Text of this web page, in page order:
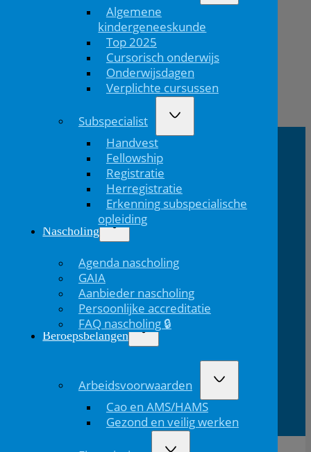
Algemene
kindergeneeskunde
Top 2025
Cursorisch onderwijs
Onderwijsdagen
Verplichte cursussen
Subspecialist
Handvest
Fellowship
Registratie
Herregistratie
Erkenning subspecialische
opleiding
Nascholing
Agenda nascholing
GAIA
Aanbieder nascholing
Persoonlijke accreditatie
FAQ nascholing 🔒
Beroepsbelangen
Arbeidsvoorwaarden
Cao en AMS/HAMS
Gezond en veilig werken
T: 088 - 282 33 Bereikbaar: 8.30 - 17.00 uur
(werkdagen)
Bezoekadres
Mercatorlaan
1200
3528 BL
Utrecht
Volg ons